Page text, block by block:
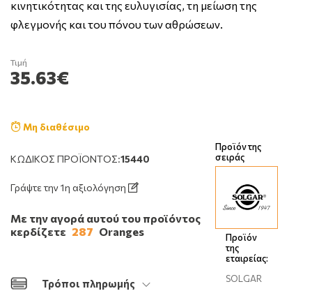
κινητικότητας και της ευλυγισίας, τη μείωση της
φλεγμονής και του πόνου των αθρώσεων.
ΚΩΔΙΚΌΣ ΠΡΟΪΌΝΤΟΣ:15440
Γράψτε την 1η αξιολόγηση
Μη διαθέσιμο
Τιμή
35.63€
Με την αγορά αυτού του προϊόντος
κερδίζετε 287 Oranges
Τρόποι πληρωμής
Προϊόν της
σειράς
Προϊόν
της
εταιρείας:
SOLGAR